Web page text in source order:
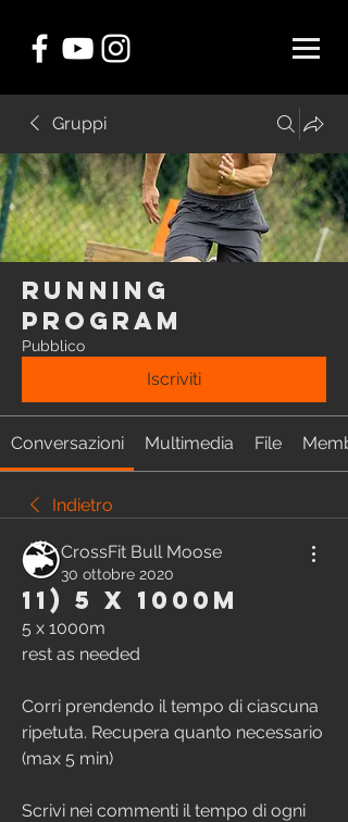
Gruppi
RUNNING
Program
Pubblico
Iscriviti
Conversazioni Multimedia File
Indietro
CrossFit Bull Moose
30 ottobre 2020
11) 5 x 1000m
5 x 1000m
rest as needed
Corri prendendo il tempo di ciascuna
ripetuta. Recupera quanto necessario
(max 5 min)
Scrivi nei commenti il tempo di ogni